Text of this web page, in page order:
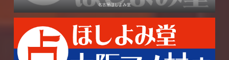
名古屋ほしよみ堂